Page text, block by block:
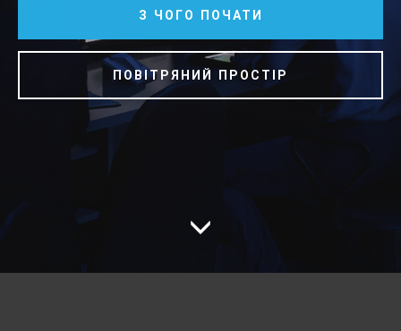
З ЧОГО ПОЧАТИ
ПОВІТРЯНИЙ ПРОСТІР